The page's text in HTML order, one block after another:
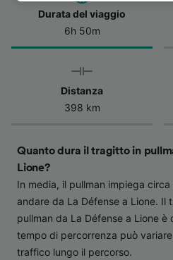
Durata del viaggio
6h 50m
Distanza
398 km
Quanto dura il tragitto in
Lione?
In media, il pullman impiega
andare da La Défense a Lione. Il
pullman da La Défense a Lione
tempo di percorrenza può
traffico lungo il percorso.
dell'informativa sulla
verranno segnalate ai
tracciamento se non ci
per farlo.
Utilizzare dati di
Scansione attiva delle
dispositivo ai fini
Archiviare informazioni
accedervi. Pubblicità e
personalizzati,
dei contenuti e degli
pubblico, sviluppo di